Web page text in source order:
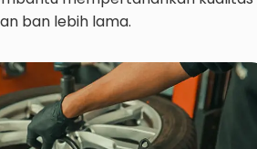
ban lebih lama.